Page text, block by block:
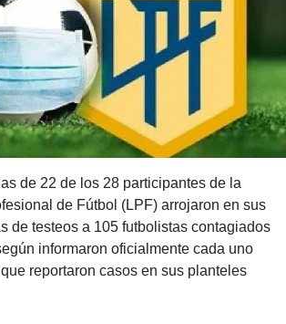
de 22 de los 28 participantes de la
de Fútbol (LPF) arrojaron en sus
de testeos a 105 futbolistas contagiados
informaron oficialmente cada uno
reportaron casos en sus planteles